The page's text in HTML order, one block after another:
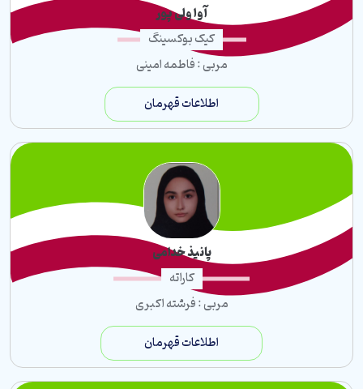
آوا ولی پور
کیک بوکسینگ
مربی : فاطمه امینی
اطلاعات قهرمان
پانیذ خدامی
کاراته
مربی : فرشته اکبری
اطلاعات قهرمان